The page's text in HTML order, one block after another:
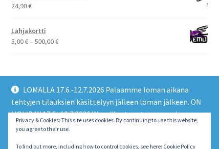
LOMALLA 17.6.-12.7.2026 Palaamme loman aikana
tehtyjen tilauksien käsittelyyn jälleen loman jälkeen. ON
HOLIDAY 17.6.-12.7.2026 We will return to processing
orders made during the holiday again after the holiday.
24,90€
Lahjakortti
5,00€– 500,00€Hintaluokka:
© EMO FPV Drones 2026
Built with WooCommerce
Privacy & Cookies: This site uses cookies. By continuing to use this website,
you agree to their use.
To find out more, including how to control cookies, see here: Cookie Policy